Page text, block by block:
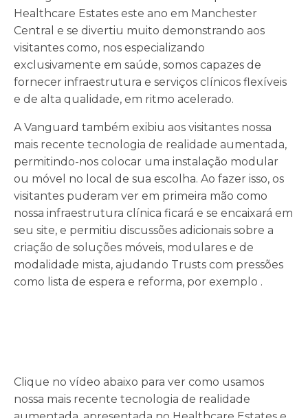
Healthcare Estates este ano em Manchester
Central e se divertiu muito demonstrando aos
visitantes como, nos especializando
exclusivamente em saúde, somos capazes de
fornecer infraestrutura e serviços clínicos flexíveis
e de alta qualidade, em ritmo acelerado.
A Vanguard também exibiu aos visitantes nossa
mais recente tecnologia de realidade aumentada,
permitindo-nos colocar uma instalação modular
ou móvel no local de sua escolha. Ao fazer isso, os
visitantes puderam ver em primeira mão como
nossa infraestrutura clínica ficará e se encaixará em
seu site, e permitiu discussões adicionais sobre a
criação de soluções móveis, modulares e de
modalidade mista, ajudando Trusts com pressões
como lista de espera e reforma, por exemplo .
Clique no vídeo abaixo para ver como usamos
nossa mais recente tecnologia de realidade